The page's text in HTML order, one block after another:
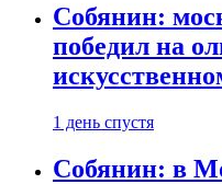
Собянин:
победил на
1 день спустя
Собянин: в